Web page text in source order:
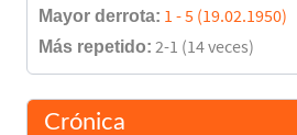
Mayor derrota: 1 - 5 (19.02.1950)
Más repetido: 2-1 (14 veces)
Crónica